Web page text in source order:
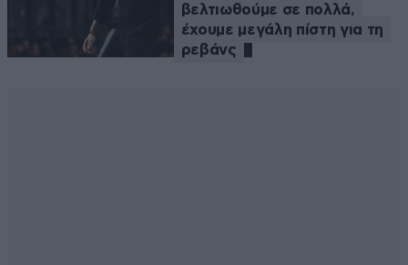
βελτιωθούμε σε πολλά,
έχουμε μεγάλη πίστη για τη
ρεβάνς